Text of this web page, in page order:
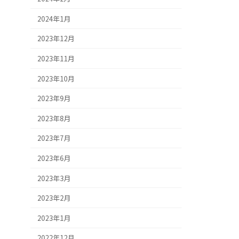
2024年1月
2023年12月
2023年11月
2023年10月
2023年9月
2023年8月
2023年7月
2023年6月
2023年3月
2023年2月
2023年1月